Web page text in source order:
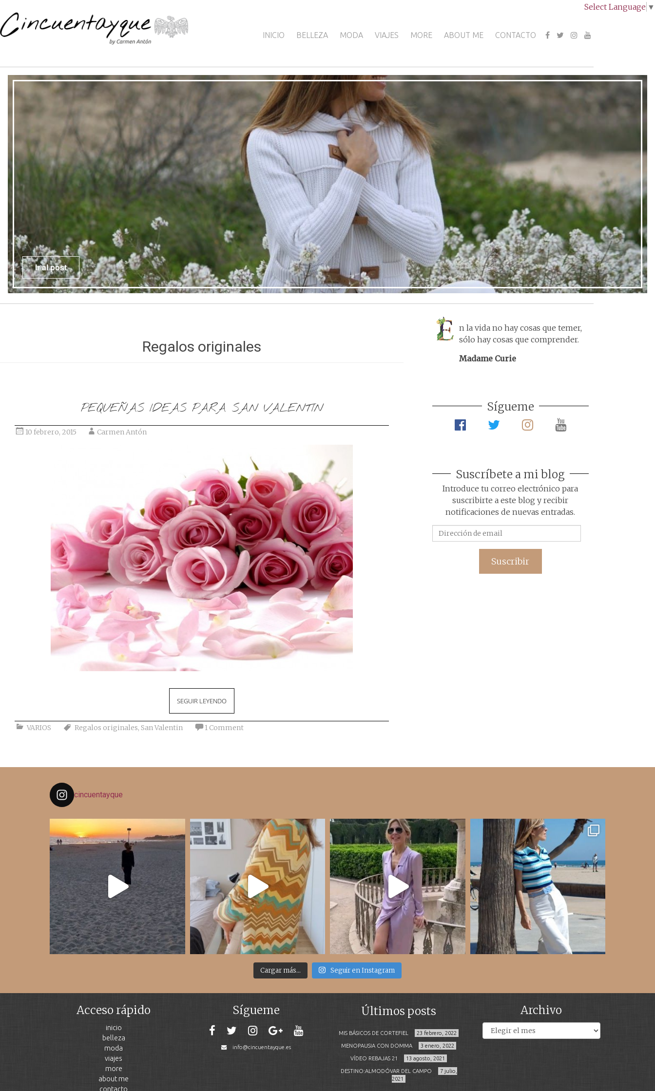
Select Language ▼
INICIO BELLEZA MODA VIAJES MORE ABOUT ME CONTACTO
Ir al post
Regalos originales
PEQUEÑAS IDEAS PARA SAN VALENTIN
10 febrero, 2015 Carmen Antón
SEGUIR LEYENDO
VARIOS Regalos originales, San Valentin 1 Comment
n la vida no hay cosas que temer,
sólo hay cosas que comprender.
Madame Curie
Sígueme
Suscríbete a mi blog
Introduce tu correo electrónico para
suscribirte a este blog y recibir
notificaciones de nuevas entradas.
de
Suscribir
cincuentayque
Cargar más... Seguir en Instagram
Acceso rápido
inicio
belleza
moda
viajes
more
about me
contacto
Sígueme
info@cincuentayque.es
Últimos posts
MIS BÁSICOS DE CORTEFIEL 23 febrero, 2022
MENOPAUSIA CON DOMMA 3 enero, 2022
VÍDEO REBAJAS 21 13 agosto, 2021
DESTINO:ALMODÓVAR DEL CAMPO
7 julio,
2021
Archivo